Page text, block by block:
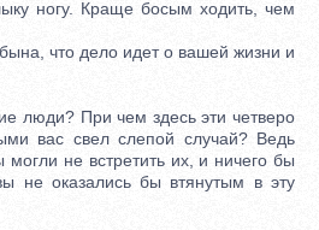
ногу. Краще босым ходить, чем
что дело идет о вашей жизни и
люди? При чем здесь эти четверо
вас свел слепой случай? Ведь
не встретить их, и ничего бы
не оказались бы втянутым в эту